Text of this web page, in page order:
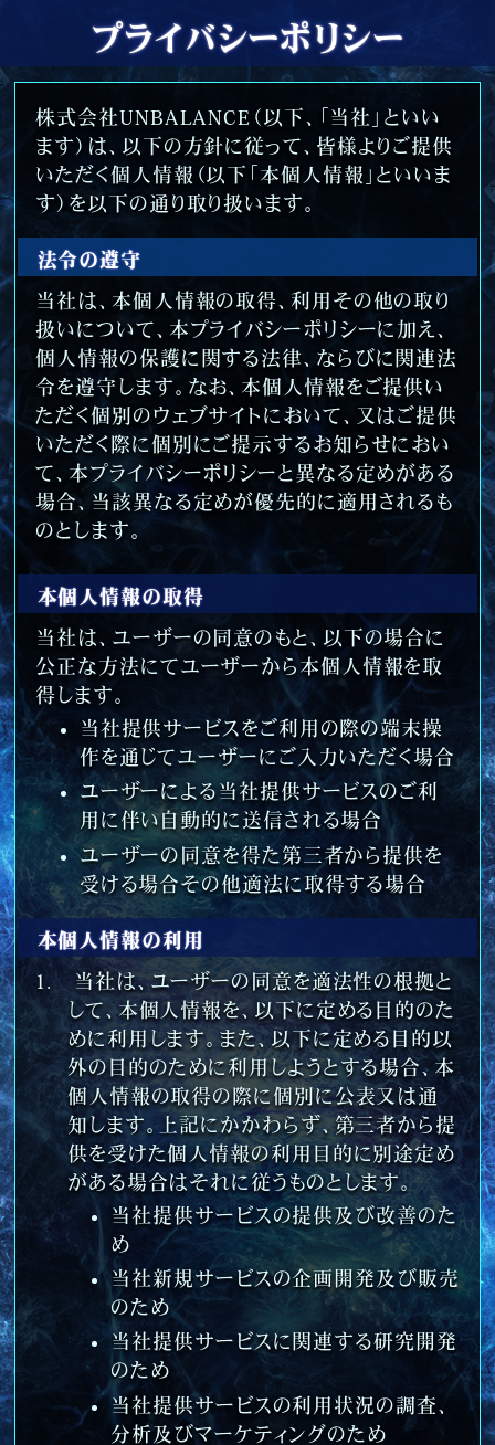
プライバシーポリシー
株式会社UNBALANCE（以下、「当社」といい
ます）は、以下の方針に従って、皆様よりご提供
いただく個人情報（以下「本個人情報」といいま
す）を以下の通り取り扱います。
法令の遵守
当社は、本個人情報の取得、利用その他の取り
扱いについて、本プライバシーポリシーに加え、
個人情報の保護に関する法律、ならびに関連法
令を遵守します。なお、本個人情報をご提供い
ただく個別のウェブサイトにおいて、又はご提供
いただく際に個別にご提示するお知らせにおい
て、本プライバシーポリシーと異なる定めがある
場合、当該異なる定めが優先的に適用されるも
のとします。
本個人情報の取得
当社は、ユーザーの同意のもと、以下の場合に
公正な方法にてユーザーから本個人情報を取
得します。
当社提供サービスをご利用の際の端末操
作を通じてユーザーにご入力いただく場合
ユーザーによる当社提供サービスのご利
用に伴い自動的に送信される場合
ユーザーの同意を得た第三者から提供を
受ける場合その他適法に取得する場合
本個人情報の利用
当社は、ユーザーの同意を適法性の根拠と
して、本個人情報を、以下に定める目的のた
めに利用します。また、以下に定める目的以
外の目的のために利用しようとする場合、本
個人情報の取得の際に個別に公表又は通
知します。上記にかかわらず、第三者から提
供を受けた個人情報の利用目的に別途定め
がある場合はそれに従うものとします。
当社提供サービスの提供及び改善のた
め
当社新規サービスの企画開発及び販売
のため
当社提供サービスに関連する研究開発
のため
当社提供サービスの利用状況の調査、
分析及びマーケティングのため